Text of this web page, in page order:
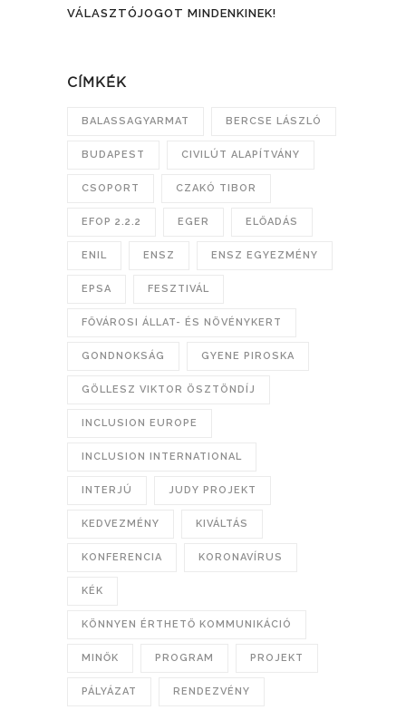
VÁLASZTÓJOGOT MINDENKINEK!
CÍMKÉK
BALASSAGYARMAT BERCSE LÁSZLÓ
BUDAPEST CIVILÚT ALAPÍTVÁNY
CSOPORT CZAKÓ TIBOR
EFOP 2.2.2 EGER ELŐADÁS
ENIL ENSZ ENSZ EGYEZMÉNY
EPSA FESZTIVÁL
FŐVÁROSI ÁLLAT- ÉS NÖVÉNYKERT
GONDNOKSÁG GYENE PIROSKA
GÖLLESZ VIKTOR ÖSZTÖNDÍJ
INCLUSION EUROPE
INCLUSION INTERNATIONAL
INTERJÚ JUDY PROJEKT
KEDVEZMÉNY KIVÁLTÁS
KONFERENCIA KORONAVÍRUS
KÉK
KÖNNYEN ÉRTHETŐ KOMMUNIKÁCIÓ
MINŐK PROGRAM PROJEKT
PÁLYÁZAT RENDEZVÉNY